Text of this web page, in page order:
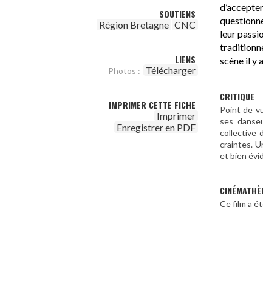
SOUTIENS
Région Bretagne CNC
LIENS
Photos : Télécharger
IMPRIMER CETTE FICHE
Imprimer
Enregistrer en PDF
leur
scène il y
CRITIQUE
Point de
ses
collective
craintes.
et bien
Ce film a